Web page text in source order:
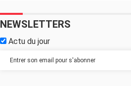
NEWSLETTERS
Actu du jour